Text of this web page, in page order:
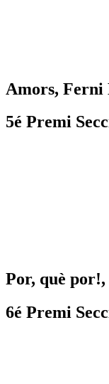
Amors, Ferni
5é Premi
Por, què
6é Premi